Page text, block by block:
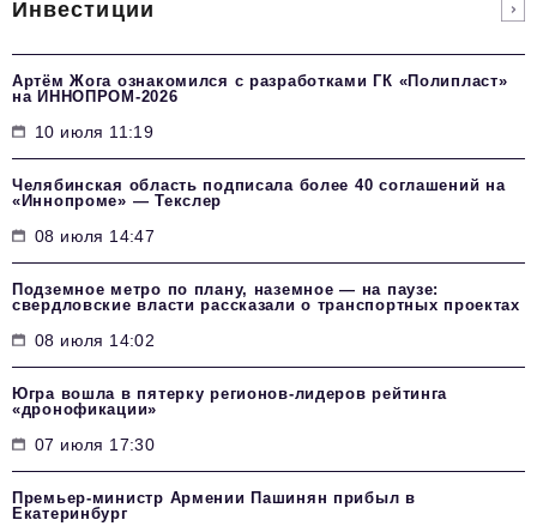
Инвестиции
Артём Жога ознакомился с разработками ГК «Полипласт»
на ИННОПРОМ-2026
10 июля 11:19
Челябинская область подписала более 40 соглашений на
«Иннопроме» — Текслер
08 июля 14:47
Подземное метро по плану, наземное — на паузе:
свердловские власти рассказали о транспортных проектах
08 июля 14:02
Югра вошла в пятерку регионов-лидеров рейтинга
«дронофикации»
07 июля 17:30
Премьер-министр Армении Пашинян прибыл в
Екатеринбург